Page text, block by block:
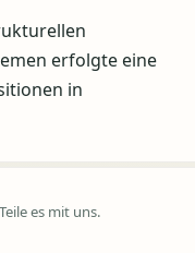
erfolgte eine
in
es mit uns.